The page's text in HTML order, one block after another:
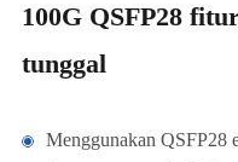
100G QSFP28
tunggal
Menggunakan QSFP28